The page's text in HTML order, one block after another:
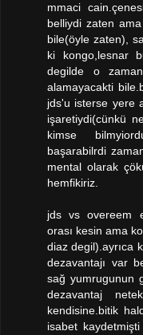
mmaci
belliydi zaten
bile(öyle zaten),
ki kongo,lesnar
degilde o
alamayacakti
jds'u isterse yere
işaretiydi(cünkü
kimse
başarabilrdi
mental olarak
hemfikiriz.
jds vs overeem
orası kesin ama
diaz degil).ayrıca
dezavantajı var
sağ yumrugunun
dezavantaj
kendisine.bitik
isabet